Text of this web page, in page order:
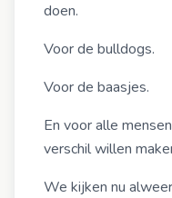
doen.
Voor de bulldogs.
Voor de baasjes.
En voor alle
verschil willen
We kijken nu